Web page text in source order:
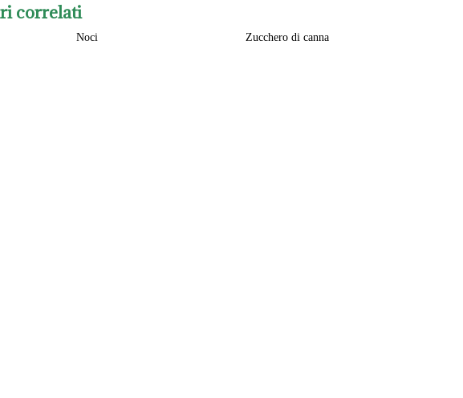
correlati
Noci Zucchero di canna